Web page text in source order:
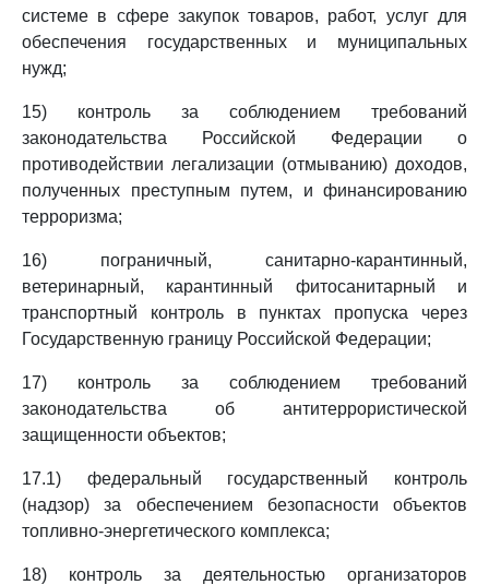
системе в сфере закупок товаров, работ, услуг для
обеспечения государственных и муниципальных
нужд;
15) контроль за соблюдением требований
законодательства Российской Федерации о
противодействии легализации (отмыванию) доходов,
полученных преступным путем, и финансированию
терроризма;
16) пограничный, санитарно-карантинный,
ветеринарный, карантинный фитосанитарный и
транспортный контроль в пунктах пропуска через
Государственную границу Российской Федерации;
17) контроль за соблюдением требований
законодательства об антитеррористической
защищенности объектов;
17.1) федеральный государственный контроль
(надзор) за обеспечением безопасности объектов
топливно-энергетического комплекса;
18) контроль за деятельностью организаторов